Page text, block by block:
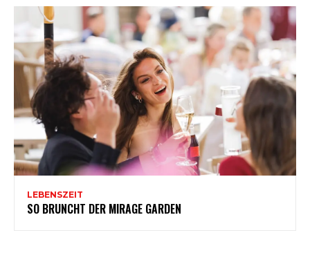
LEBENSZEIT
SO BRUNCHT DER MIRAGE GARDEN